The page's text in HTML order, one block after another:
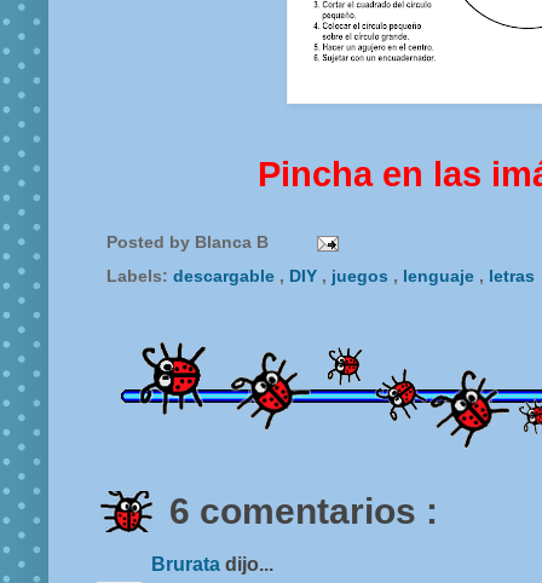
Pincha en las
Posted by Blanca B
Labels: descargable , DIY , juegos , lenguaje , letras
6 comentarios :
Brurata dijo...